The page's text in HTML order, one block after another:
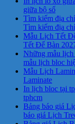
giữa bộ số
Tìm kiếm địa
Tìm kiếm địa
Mẫu Lịch Tết
Tết Để Bàn
Những mẫu
mẫu lịch bloc
Mẫu Lịch
Laminate
In lịch bloc tại
tphcm
Bảng báo giá
báo giá Lịch